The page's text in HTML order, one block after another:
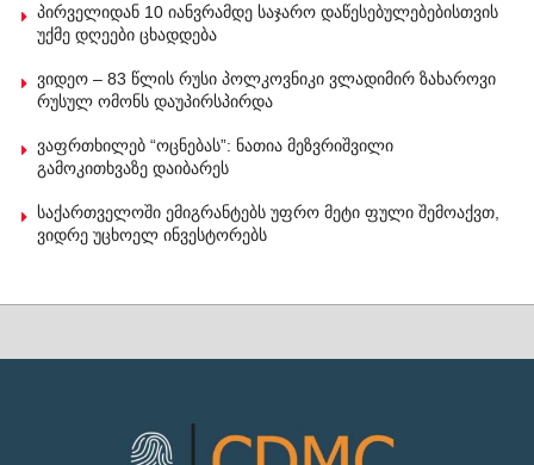
პირველიდან 10 იანვრამდე საჯარო დაწესებულებებისთვის
უქმე დღეები ცხადდება
ვიდეო – 83 წლის რუსი პოლკოვნიკი ვლადიმირ ზახაროვი
რუსულ ომონს დაუპირსპირდა
ვაფრთხილებ “ოცნებას”: ნათია მეზვრიშვილი
გამოკითხვაზე დაიბარეს
საქართველოში ემიგრანტებს უფრო მეტი ფული შემოაქვთ,
ვიდრე უცხოელ ინვესტორებს